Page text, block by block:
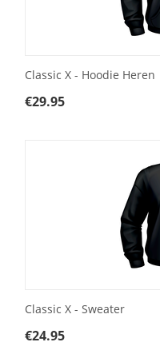
Classic X - Hoodie Heren
€29.95
Classic X - Sweater
€24.95